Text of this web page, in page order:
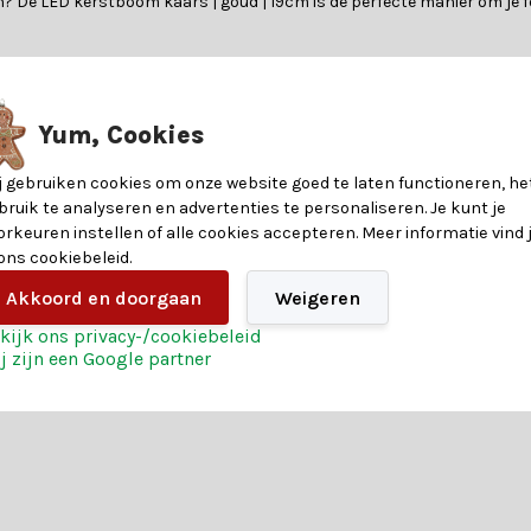
over de materialen en eigenschappen van dit product. Heb je
heeft. Of je nu op zoek bent naar betoverende verlichting,
Heb je hulp nodig? Onze klantenservice biedt persoonlijk
en creëer een kerst die niemand snel zal vergeten. Bestel
8721037607964
19
Goud
Yum, Cookies
gebruiken cookies om onze website goed te laten functioneren,
te analyseren en advertenties te personaliseren. Je kunt je
instellen of alle cookies accepteren. Meer informatie vind
cookiebeleid.
Akkoord en doorgaan
Weigeren
ons privacy-/cookiebeleid
zijn een Google partner